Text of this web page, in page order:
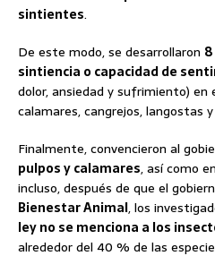
sintientes.
De este modo, se desarrollaron
sintiencia o capacidad de
dolor, ansiedad y sufrimiento) en
calamares, cangrejos, langostas
Finalmente, convencieron al
pulpos y calamares, así como
incluso, después de que el
Bienestar Animal, los
ley no se menciona a los
alrededor del 40 % de las